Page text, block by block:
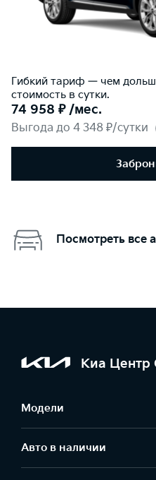
Гибкий тариф — чем
стоимость в сутки.
74 958 ₽ /мес.
Выгода до 4 348 ₽/сутки
Посмотреть все
Киа Центр
Модели
Авто в наличии